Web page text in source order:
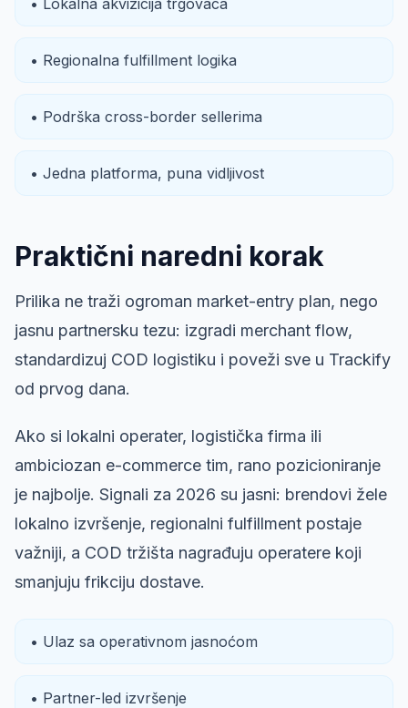
• Regionalna fulfillment logika
• Podrška cross-border sellerima
• Jedna platforma, puna vidljivost
Praktični naredni korak
Prilika ne traži ogroman market-entry plan, nego
jasnu partnersku tezu: izgradi merchant flow,
standardizuj COD logistiku i poveži sve u Trackify
od prvog dana.
Ako si lokalni operater, logistička firma ili
ambiciozan e-commerce tim, rano pozicioniranje
je najbolje. Signali za 2026 su jasni: brendovi žele
lokalno izvršenje, regionalni fulfillment postaje
važniji, a COD tržišta nagrađuju operatere koji
smanjuju frikciju dostave.
• Ulaz sa operativnom jasnoćom
• Partner-led izvršenje